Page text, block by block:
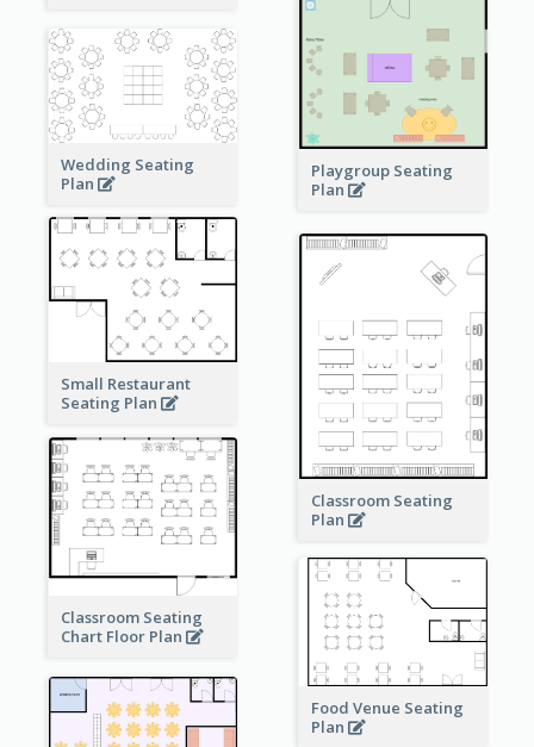
Playgroup Seating
Plan
Wedding Seating
Plan
Small Restaurant
Seating Plan
Classroom Seating
Plan
Classroom Seating
Chart Floor Plan
Food Venue Seating
Plan